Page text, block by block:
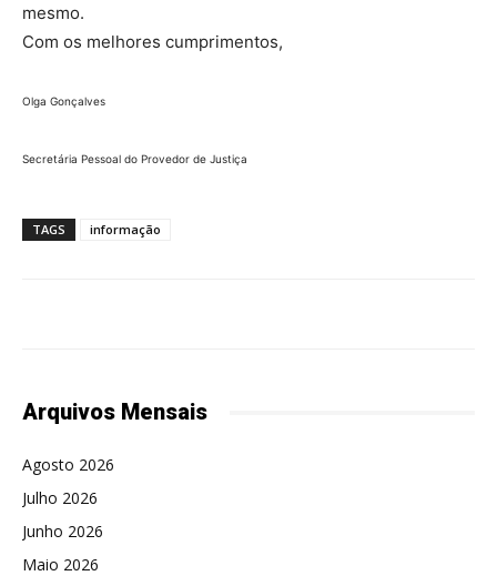
mesmo.
Com os melhores cumprimentos,
Olga Gonçalves
Secretária Pessoal do Provedor de Justiça
TAGS informação
Arquivos Mensais
Agosto 2026
Julho 2026
Junho 2026
Maio 2026